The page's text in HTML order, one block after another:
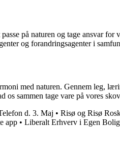
på naturen og tage ansvar
og forandringsagenter i
med naturen. Gennem leg,
sammen tage vare på vores
d. 3. Maj • Risø og Risø
app • Liberalt Erhverv i Egen Bolig